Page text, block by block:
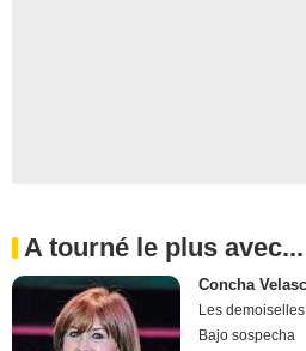
A tourné le plus avec...
Concha
Les
Bajo sospecha